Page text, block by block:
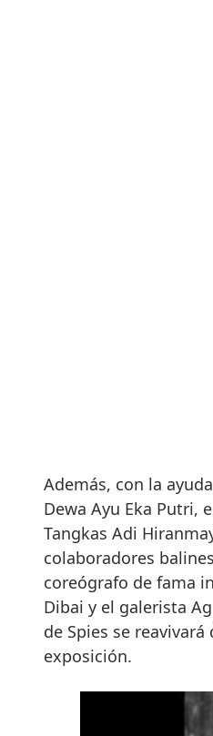
Además, con la
Dewa Ayu Eka Putri,
Tangkas Adi
colaboradores
coreógrafo de fama
Dibai y el galerista
de Spies se
exposición.